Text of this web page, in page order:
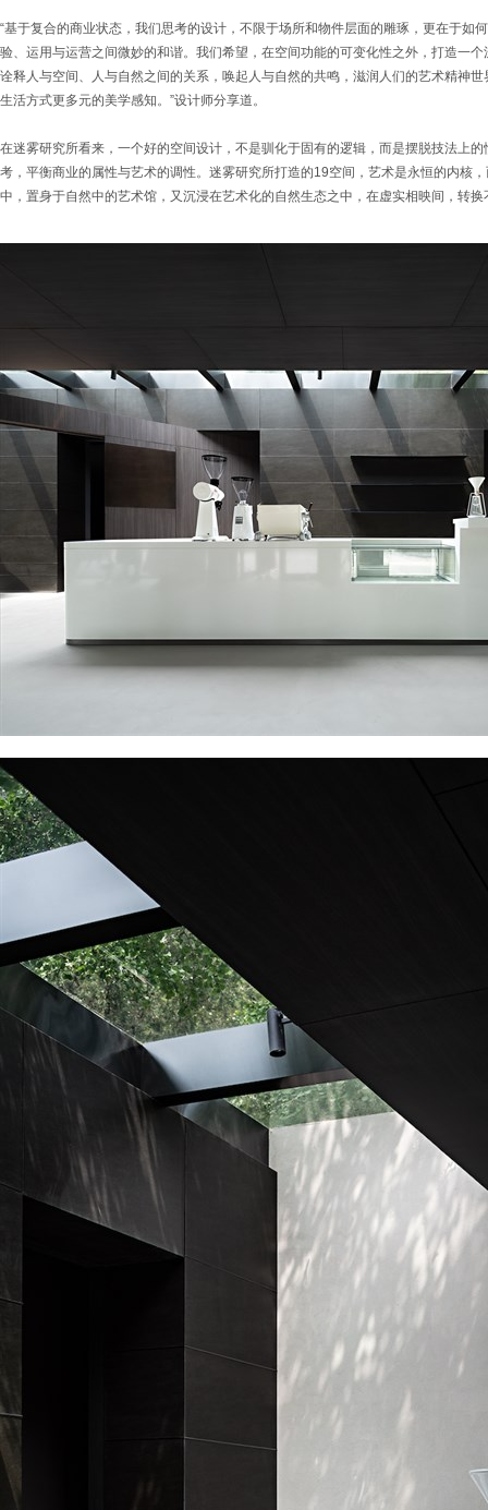
“基于复合的商业状态，我们思考的设计，不限于场所和物件层面的雕琢，更在于如
验、运用与运营之间微妙的和谐。我们希望，在空间功能的可变化性之外，打造一
诠释人与空间、人与自然之间的关系，唤起人与自然的共鸣，滋润人们的艺术精神
生活方式更多元的美学感知。”设计师分享道。
在迷雾研究所看来，一个好的空间设计，不是驯化于固有的逻辑，而是摆脱技法上
考，平衡商业的属性与艺术的调性。迷雾研究所打造的19空间，艺术是永恒的内核
中，置身于自然中的艺术馆，又沉浸在艺术化的自然生态之中，在虚实相映间，转换